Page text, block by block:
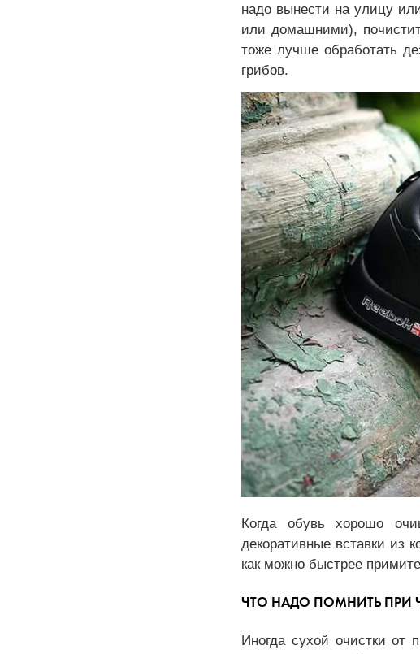
надо вынести на улицу
или домашними),
тоже лучше обработать
грибов.
Когда обувь хорошо
декоративные вставки из
как можно быстрее
ЧТО НАДО ПОМНИТЬ ПРИ
Иногда сухой очистки от